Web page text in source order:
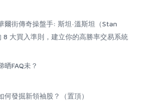
爾街傳奇操盤手: 斯坦·溫斯坦（Stan
8 大買入準則，建立你的高勝率交易系統
晒FAQ未？
何發掘新領袖股？（置頂）